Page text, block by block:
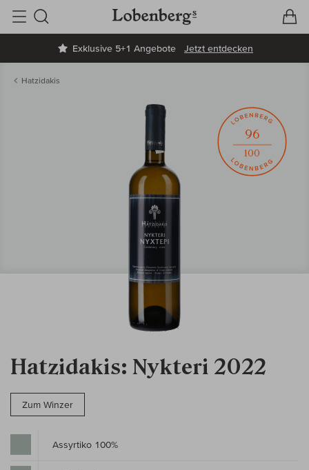
Exklusive 5+1 Angebote Jetzt entdecken
Suche
Hatzidakis
Hatzidakis: Nykteri 2022
Zum Winzer
96
100
Assyrtiko 100%